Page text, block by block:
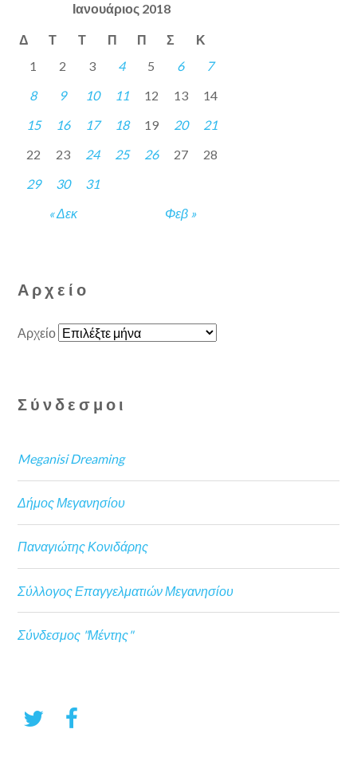
Ιανουάριος 2018
Δ Τ Τ Π Π Σ Κ
« Δεκ Φεβ »
1 2 3 4 5 6
7
8
9 10 11 12 13
14
15
16 17 18 19 20
21
22
23 24 25 26 27
28
29
30 31
Αρχείο
Αρχείο
Σύνδεσμοι
Meganisi Dreaming
Δήμος Μεγανησίου
Παναγιώτης Κονιδάρης
Σύλλογος Επαγγελματιών Μεγανησίου
Σύνδεσμος "Μέντης"